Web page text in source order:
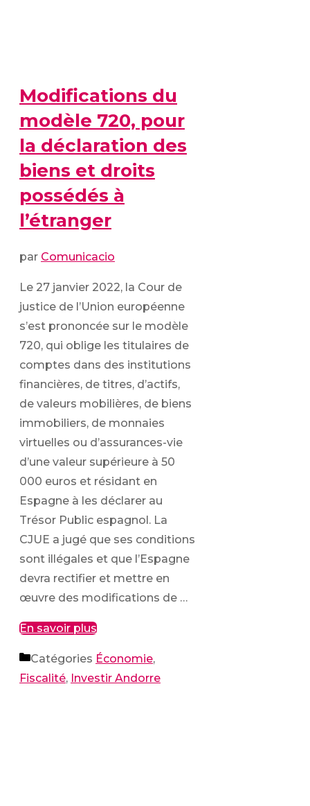
Modifications du
modèle 720, pour
la déclaration des
biens et droits
possédés à
l’étranger
par Comunicacio
Le 27 janvier 2022, la Cour de
justice de l’Union européenne
s’est prononcée sur le modèle
720, qui oblige les titulaires de
comptes dans des institutions
financières, de titres, d’actifs,
de valeurs mobilières, de biens
immobiliers, de monnaies
virtuelles ou d’assurances-vie
d’une valeur supérieure à 50
000 euros et résidant en
Espagne à les déclarer au
Trésor Public espagnol. La
CJUE a jugé que ses conditions
sont illégales et que l’Espagne
devra rectifier et mettre en
œuvre des modifications de …
En savoir plus
Catégories Économie,
Fiscalité, Investir Andorre